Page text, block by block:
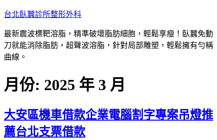
跳
主
要
內
台北臥蠶診所整形外科
最新震波標靶溶脂，精準破壞脂肪細胞，輕鬆享瘦！臥蠶免動
刀就能消除脂肪，超聲波溶脂，針對局部雕塑，輕鬆擁有勻稱
曲線。
月份: 2025 年 3 月
大安區機車借款企業電腦割字專案吊燈推
薦台北支票借款